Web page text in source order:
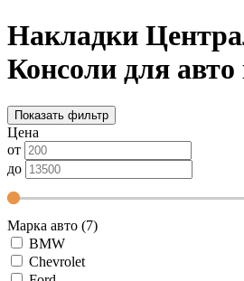
Накладки
Консоли для
Показать фильтр
Цена
от
до
Марка авто (7)
BMW
Chevrolet